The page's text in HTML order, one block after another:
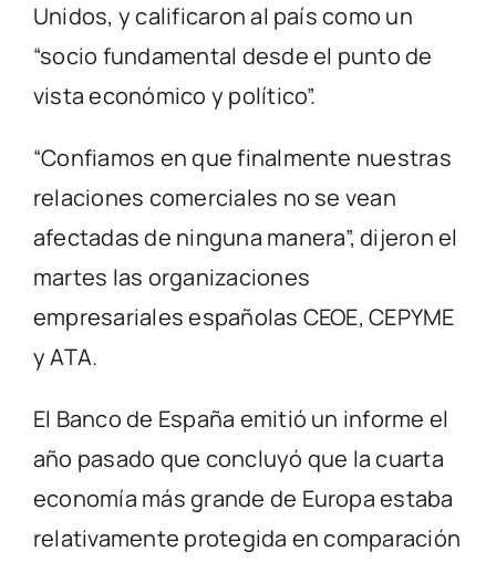
Unidos, y calificaron al país como un
“socio fundamental desde el punto de
vista económico y político”.
“Confiamos en que finalmente nuestras
relaciones comerciales no se vean
afectadas de ninguna manera”, dijeron el
martes las organizaciones
empresariales españolas CEOE, CEPYME
y ATA.
El Banco de España emitió un informe el
año pasado que concluyó que la cuarta
economía más grande de Europa estaba
relativamente protegida en comparación